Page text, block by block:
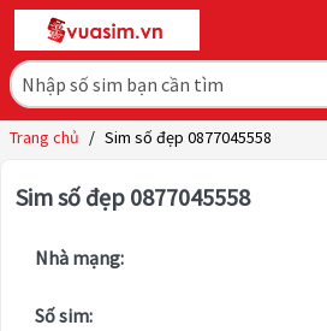
Trang chủ / Sim số đẹp 0877045558
Sim số đẹp 0877045558
Nhà mạng:
Số sim: